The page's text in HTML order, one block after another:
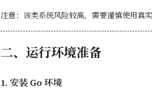
注意：该类系统风险较高，需要谨慎使用真实
二、运行环境准备
1. 安装 Go 环境